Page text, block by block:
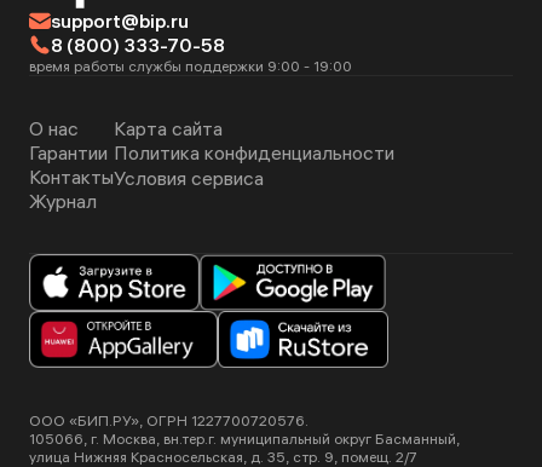
support@bip.ru
8 (800) 333-70-58
время работы службы поддержки 9:00 - 19:00
О нас
Гарантии
Контакты
Журнал
Карта сайта
Политика конфиденциальности
Условия сервиса
ООО «БИП.РУ», ОГРН 1227700720576.
105066, г. Москва, вн.тер.г. муниципальный округ Басманный,
улица Нижняя Красносельская, д. 35, стр. 9, помещ. 2/7